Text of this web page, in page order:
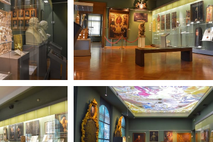
Kliknij, aby powiększyć